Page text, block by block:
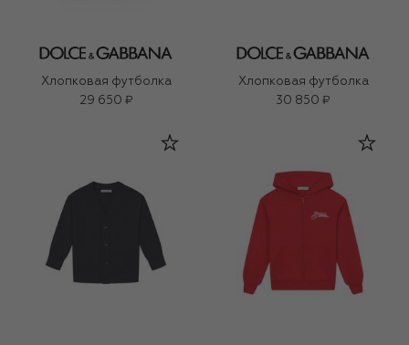
Хлопковая футболка
29 650 ₽
Хлопковая футболка
30 850 ₽